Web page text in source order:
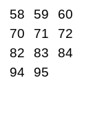
58 59
60
70 71
72
82 83
84
94 95